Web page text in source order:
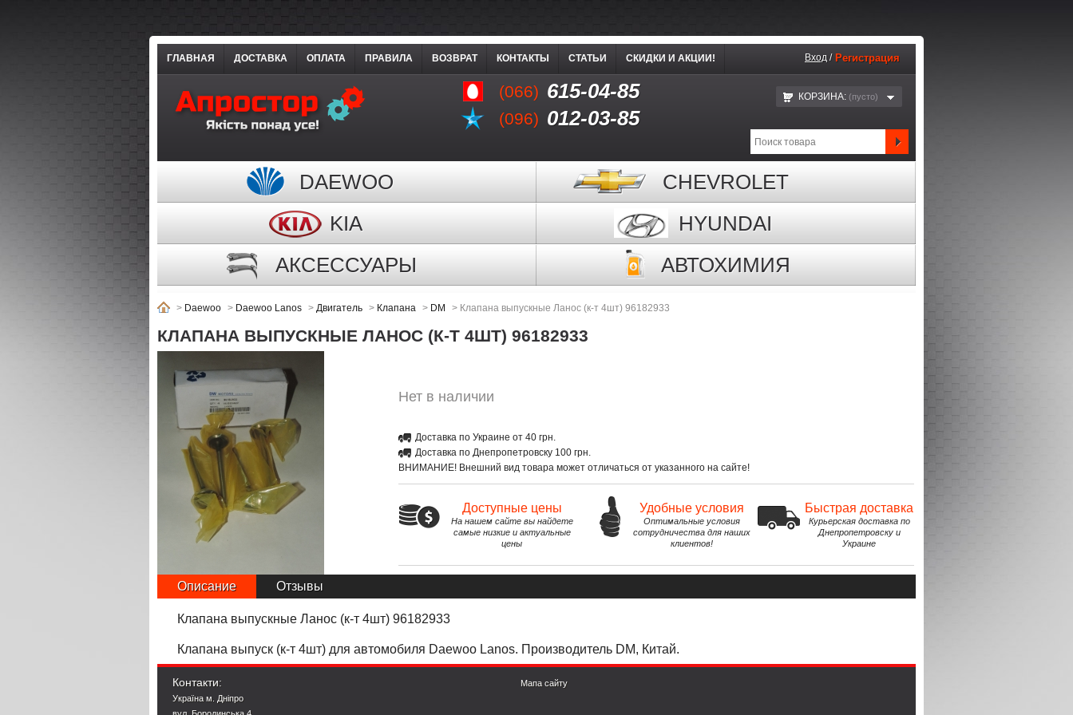
(066) 615-04-85
(096) 012-03-85
ГЛАВНАЯ ДОСТАВКА ОПЛАТА ПРАВИЛА ВОЗВРАТ КОНТАКТЫ СТАТЬИ СКИДКИ И АКЦИИ! Вход / Регистрация
КОРЗИНА: (пустo)
DAEWOO
CHEVROLET
KIA
HYUNDAI
АКСЕССУАРЫ
АВТОХИМИЯ
> Daewoo > Daewoo Lanos > Двигатель > Клапана > DM > Клапана выпускные Ланос (к-т 4шт) 96182933
КЛАПАНА ВЫПУСКНЫЕ ЛАНОС (К-Т 4ШТ) 96182933
Нет в наличии
Доставка по Украине от 40 грн.
Доставка по Днепропетровску 100 грн.
ВНИМАНИЕ! Внешний вид товара может отличаться от указанного на сайте!
Доступные цены
На нашем сайте вы найдете
самые низкие и актуальные
цены
Удобные условия
Оптимальные условия
сотрудничества для наших
клиентов!
Быстрая доставка
Курьерская доставка по
Днепропетровску и
Украине
Описание Отзывы
Клапана выпускные Ланос (к-т 4шт) 96182933
Клапана выпуск (к-т 4шт) для автомобиля Daewoo Lanos. Производитель DM, Китай.
Контакти:
Україна м. Дніпро
Мапа сайту